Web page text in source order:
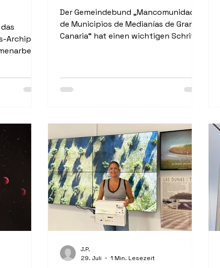
Archipel
Ziel ist
Der Gemeindebund „Mancomunidad
de Municipios de Medianías de Gran
Canaria“ hat einen wichtigen Schritt
J.P.
29. Juli
1 Min. Lesezeit